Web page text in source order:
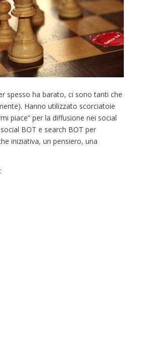
spesso ha barato, ci sono tanti che
Hanno utilizzato scorciatoie
piace” per la diffusione nei social
BOT e search BOT per
iniziativa, un pensiero, una